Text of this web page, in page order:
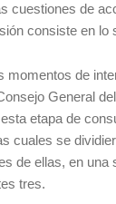
cuestiones de
consiste en lo
momentos de
General
etapa de
cuales se
de ellas, en una
tres.